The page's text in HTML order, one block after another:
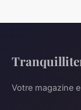
Votre magazine